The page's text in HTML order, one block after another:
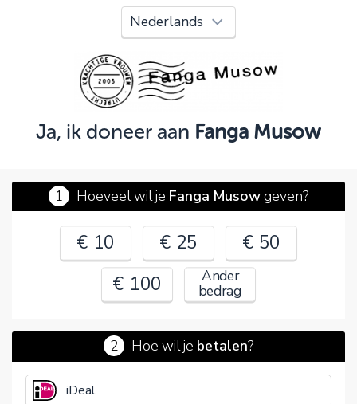
Ja, ik doneer aan Fanga Musow
1 Hoeveel wil je Fanga Musowgeven?
€ 10 € 25
€ 50
€ 100
Ander
bedrag
€
2 Hoe wil je betalen?
iDeal
Oeps!
Je kunt nog niet verder vanwege:
Controleer en verbeter je invoer en probeer het